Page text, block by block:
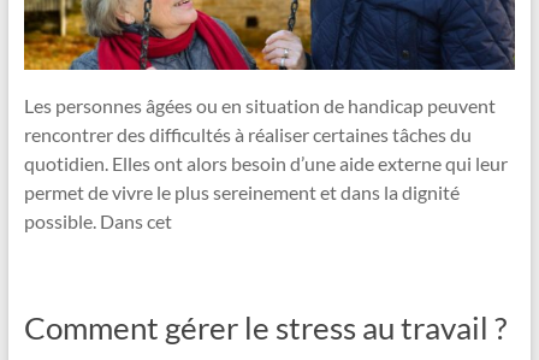
Les personnes âgées ou en situation de handicap peuvent
rencontrer des difficultés à réaliser certaines tâches du
quotidien. Elles ont alors besoin d’une aide externe qui leur
permet de vivre le plus sereinement et dans la dignité
possible. Dans cet
Comment gérer le stress au travail ?